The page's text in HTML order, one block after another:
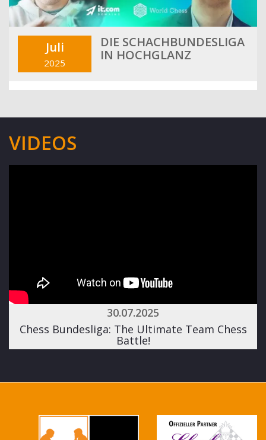
Juli
2025
DIE SCHACHBUNDESLIGA
IN HOCHGLANZ
VIDEOS
30.07.2025
Chess Bundesliga: The Ultimate Team Chess
Battle!